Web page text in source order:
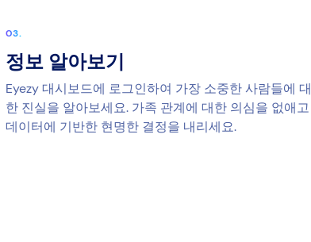
정보 알아보기
Eyezy 대시보드에 로그인하여 가장 소중한 사람들에 대
한 진실을 알아보세요. 가족 관계에 대한 의심을 없애고
데이터에 기반한 현명한 결정을 내리세요.